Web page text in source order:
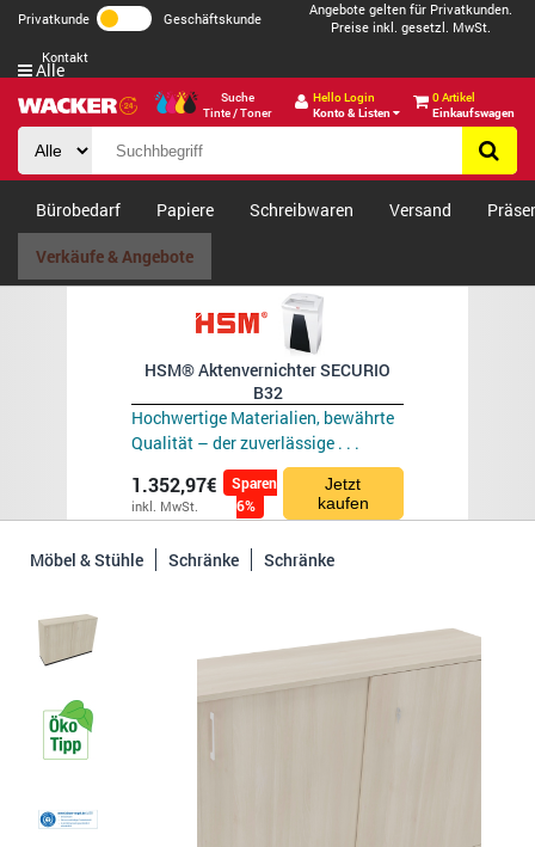
Privatkunde Geschäftskunde
Angebote gelten für Privatkunden.
Preise inkl. gesetzl. MwSt.
Kontakt
Suche
Tinte / Toner
Hello Login
Konto & Listen
0 Artikel
Einkaufswagen
Alle
Bürobedarf Papiere Schreibwaren Versand
Verkäufe & Angebote
HSM® Aktenvernichter SECURIO
B32
Hochwertige Materialien, bewährte
Qualität – der zuverlässige . . .
1.352,97€
inkl. MwSt.
Sparen
6%
Jetzt
kaufen
Möbel & Stühle Schränke Schränke